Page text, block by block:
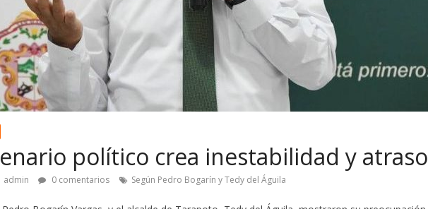
político crea inestabilidad y atraso
admin 0 comentarios Según Pedro Bogarín y Tedy del Águila